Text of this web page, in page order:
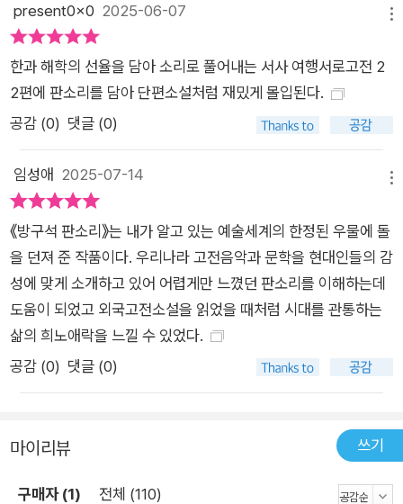
present0x0 2025-06-07
한과 해학의 선율을 담아 소리로 풀어내는 서사 여행서로고전 2
2편에 판소리를 담아 단편소설처럼 재밌게 몰입된다.
공감 (0) 댓글 (0)
임성애 2025-07-14
《방구석 판소리》는 내가 알고 있는 예술세계의 한정된 우물에 돌
을 던져 준 작품이다. 우리나라 고전음악과 문학을 현대인들의 감
성에 맞게 소개하고 있어 어렵게만 느꼈던 판소리를 이해하는데
도움이 되었고 외국고전소설을 읽었을 때처럼 시대를 관통하는
삶의 희노애락을 느낄 수 있었다.
공감 (0) 댓글 (0)
마이리뷰 쓰기
구매자 (1) 전체 (110)